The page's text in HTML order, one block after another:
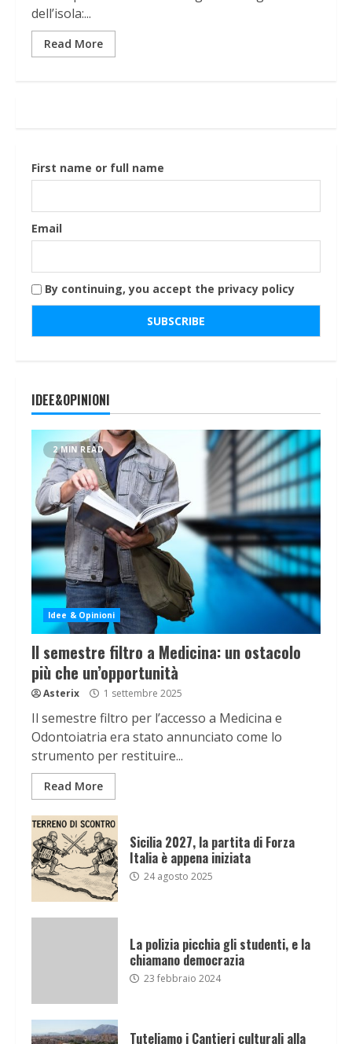
dell’isola:...
Read More
First name or full name
Email
By continuing, you accept the privacy policy
IDEE&OPINIONI
2 MIN READ
Idee & Opinioni
Il semestre filtro a Medicina: un ostacolo
più che un’opportunità
Asterix 1 settembre 2025
Il semestre filtro per l’accesso a Medicina e
Odontoiatria era stato annunciato come lo
strumento per restituire...
Read More
Sicilia 2027, la partita di Forza
Italia è appena iniziata
24 agosto 2025
La polizia picchia gli studenti, e la
chiamano democrazia
23 febbraio 2024
Tuteliamo i Cantieri culturali alla